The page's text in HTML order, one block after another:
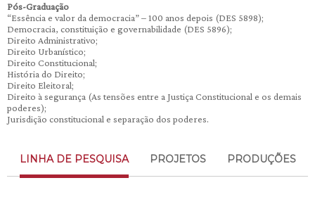
Pós-Graduação
“Essência e valor da democracia” – 100 anos depois (DES 5898);
Democracia, constituição e governabilidade (DES 5896);
Direito Administrativo;
Direito Urbanístico;
Direito Constitucional;
História do Direito;
Direito Eleitoral;
Direito à segurança (As tensões entre a Justiça Constitucional e os demais
poderes);
Jurisdição constitucional e separação dos poderes.
LINHA DE PESQUISA PROJETOS PRODUÇÕES